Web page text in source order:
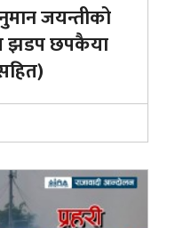
जयन्तीको
झडप छपकैया